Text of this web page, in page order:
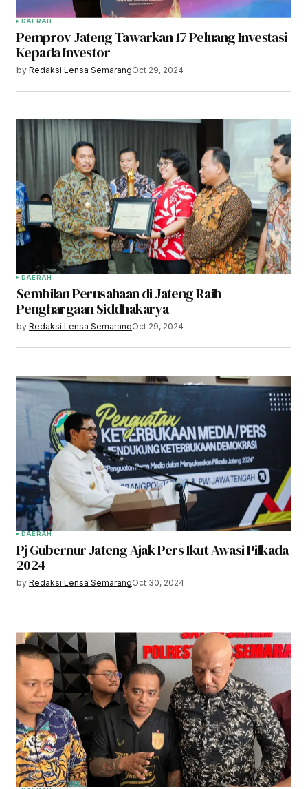
DAERAH
Pemprov Jateng Tawarkan 17 Peluang Investasi
Kepada Investor
by Redaksi Lensa SemarangOct 29, 2024
DAERAH
Sembilan Perusahaan di Jateng Raih
Penghargaan Siddhakarya
by Redaksi Lensa SemarangOct 29, 2024
DAERAH
Pj Gubernur Jateng Ajak Pers Ikut Awasi Pilkada
2024
by Redaksi Lensa SemarangOct 30, 2024